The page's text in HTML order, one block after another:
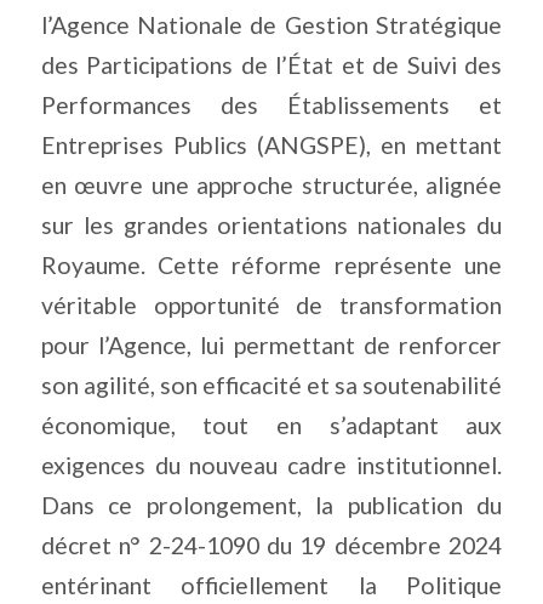
l’Agence Nationale de Gestion Stratégique
des Participations de l’État et de Suivi des
Performances des Établissements et
Entreprises Publics (ANGSPE), en mettant
en œuvre une approche structurée, alignée
sur les grandes orientations nationales du
Royaume. Cette réforme représente une
véritable opportunité de transformation
pour l’Agence, lui permettant de renforcer
son agilité, son efficacité et sa soutenabilité
économique, tout en s’adaptant aux
exigences du nouveau cadre institutionnel.
Dans ce prolongement, la publication du
décret n° 2-24-1090 du 19 décembre 2024
entérinant officiellement la Politique